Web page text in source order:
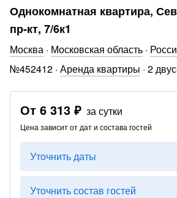
Однокомнатная квартира,
пр-кт, 7/6к1
Москва · Московская область ·
№452412 · Аренда квартиры · 2
От 6 313 ₽ за сутки
Цена зависит от дат и состава гостей
Уточнить даты
Уточнить состав гостей